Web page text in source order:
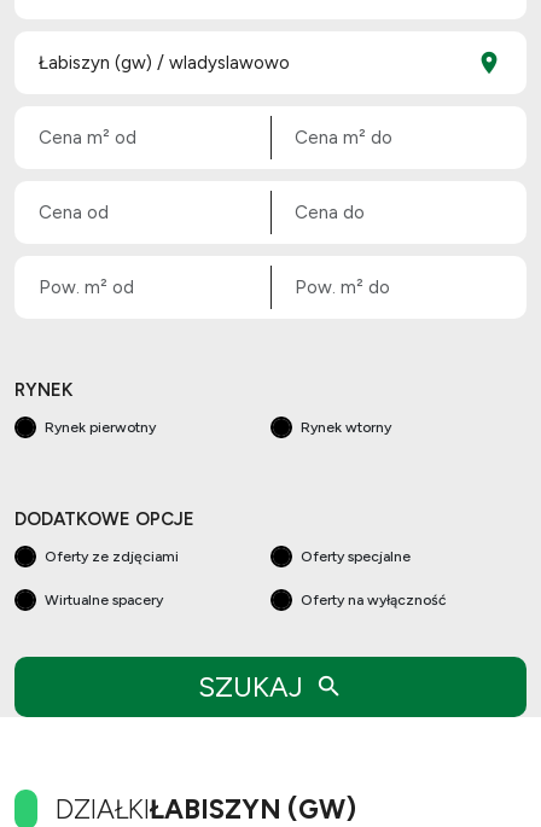
RYNEK
Rynek pierwotny Rynek wtorny
DODATKOWE OPCJE
Oferty ze zdjęciami Oferty specjalne
Wirtualne spacery Oferty na wyłączność
SZUKAJ
DZIAŁKIŁABISZYN (GW)